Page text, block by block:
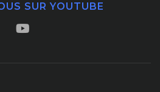
SUR YOUTUBE